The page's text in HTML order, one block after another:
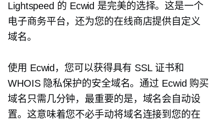
Lightspeed 的 Ecwid 是完美的选择。这是一个
电子商务平台，还为您的在线商店提供自定义
域名。
使用 Ecwid，您可以获得具有 SSL 证书和
WHOIS 隐私保护的安全域名。通过 Ecwid 购买
域名只需几分钟，最重要的是，域名会自动设
置。这意味着您不必手动将域名连接到您的在